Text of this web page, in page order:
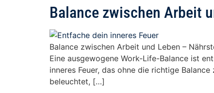
Balance zwischen Arbeit
Balance zwischen Arbeit und Leben –
Eine ausgewogene Work-Life-Balance ist
inneres Feuer, das ohne die richtige
beleuchtet, […]